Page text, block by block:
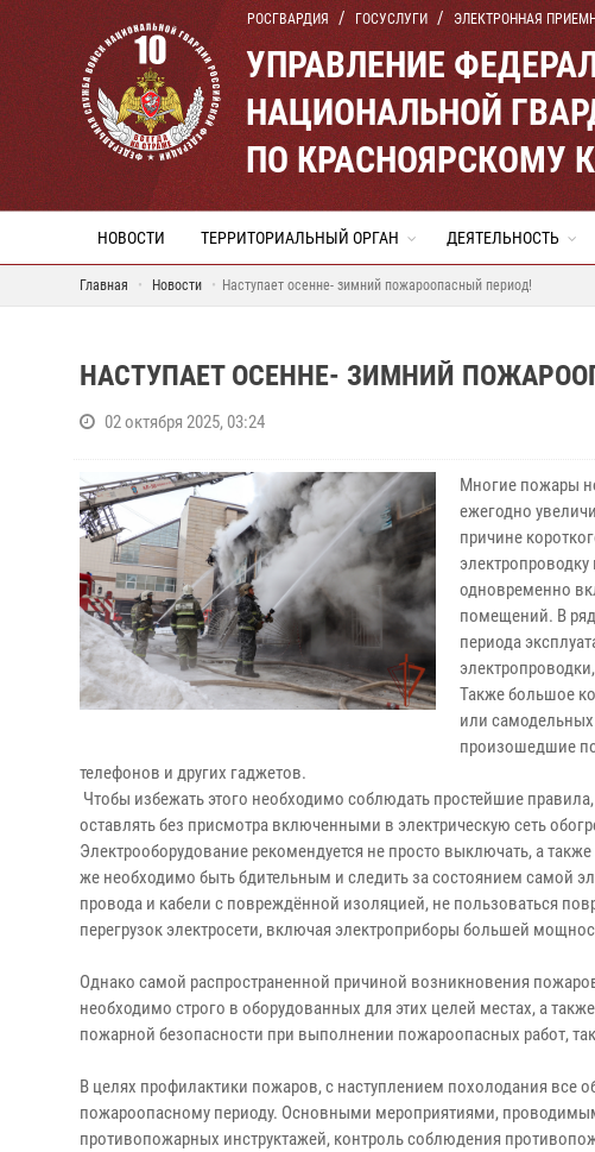
РОСГВАРДИЯ ГОСУСЛУГИ ЭЛЕКТРОННАЯ
УПРАВЛЕНИЕ
НАЦИОНАЛЬНОЙ
ПО КРАСНОЯРСКОМУ
НОВОСТИ ТЕРРИТОРИАЛЬНЫЙ ОРГАН ДЕЯТЕЛЬНОСТЬ
Главная Новости Наступает осенне- зимний пожароопасный период!
НАСТУПАЕТ ОСЕННЕ- ЗИМНИЙ
02 октября 2025, 03:24
Многие пожары
ежегодно
причине
одновременно
помещений. В
периода
Также большое
или самодельных
произошедшие
телефонов и других гаджетов.
Чтобы избежать этого необходимо соблюдать простейшие
оставлять без присмотра включенными в электрическую сеть
Электрооборудование рекомендуется не просто выключать, а
же необходимо быть бдительным и следить за состоянием самой
провода и кабели с повреждённой изоляцией, не пользоваться
перегрузок электросети, включая электроприборы большей
Однако самой распространенной причиной возникновения
необходимо строго в оборудованных для этих целей местах, а
пожарной безопасности при выполнении пожароопасных работ,
В целях профилактики пожаров, с наступлением похолодания все
пожароопасному периоду. Основными мероприятиями,
противопожарных инструктажей, контроль соблюдения